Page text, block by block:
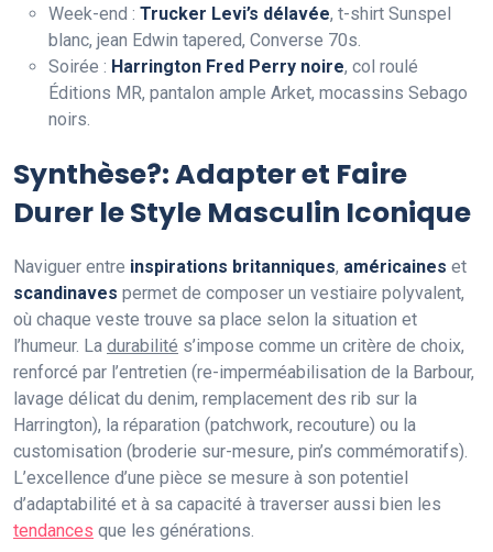
Week-end : Trucker Levi’s délavée, t-shirt Sunspel
blanc, jean Edwin tapered, Converse 70s.
Soirée : Harrington Fred Perry noire, col roulé
Éditions MR, pantalon ample Arket, mocassins Sebago
noirs.
Synthèse?: Adapter et Faire
Durer le Style Masculin Iconique
Naviguer entre inspirations britanniques, américaines et
scandinaves permet de composer un vestiaire polyvalent,
où chaque veste trouve sa place selon la situation et
l’humeur. La durabilité s’impose comme un critère de choix,
renforcé par l’entretien (re-imperméabilisation de la Barbour,
lavage délicat du denim, remplacement des rib sur la
Harrington), la réparation (patchwork, recouture) ou la
customisation (broderie sur-mesure, pin’s commémoratifs).
L’excellence d’une pièce se mesure à son potentiel
d’adaptabilité et à sa capacité à traverser aussi bien les
tendances que les générations.